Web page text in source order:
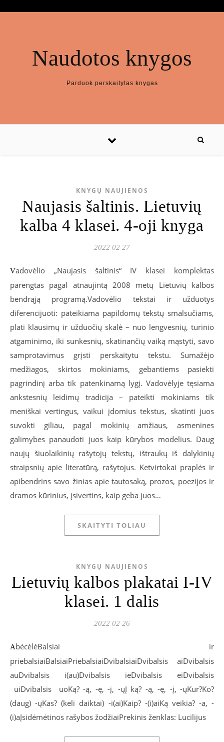
Naudotos knygos
Parduok perskaitytas knygas
KNYGŲ NAUJIENOS
Naujasis šaltinis. Lietuvių
kalba 4 klasei. 4-oji knyga
2022 02 27
Vadovėlio „Naujasis šaltinis“ IV klasei komplektas
parengtas pagal atnaujintą 2008 metų Lietuvių kalbos
bendrąją programą.Vadovėlio tekstai ir užduotys
diferencijuoti: pateikiama papildomų tekstų smalsučiams,
plati klausimų ir užduočių skalė – nuo lengvesnių, turinio
atgaminimo, iki sunkesnių, skatinančių vaiką mąstyti, savo
samprotavimus grįsti perskaitytu tekstu. Sumažėjo
medžiagos, skirtos mokiniams, gebantiems pasiekti
pagrindinį arba tik patenkinamą lygį. Vadovėlyje tęsiama
ankstesnių leidimų tradicija – pateikti mokiniams tik
meniškai vertingus, vaikui įdomius tekstus, skatinti juos
suvokti giliau, pagal mokinių amžiaus, asmenines
galimybes panaudoti juos kaip kūrybos modelius. Daug
naujų šiuolaikinių rašytojų tekstų, ištraukų iš dalykinių
straipsnių apie literatūrą, rašytojus. Ketvirtokai praplės ir
apibendrins savo žinias apie tautosaką, prozos, poezijos ir
dramos kūrinius, įsivertins, kaip geba juos…
SKAITYTI TOLIAU
KNYGŲ NAUJIENOS
Lietuvių kalbos plakatai I-IV
klasei. 1 dalis
2022 02 26
AbėcėlėBalsiai ir
priebalsiaiBalsiaiPriebalsiaiDvibalsiaiDvibalsis aiDvibalsis
auDvibalsis i(au)Dvibalsis ieDvibalsis eiDvibalsis
uiDvibalsis uoKą? -ą, -ę, -į, -ųĮ ką? -ą, -ę, -į, -ųKur?Ko?
(daug) -ųKas? (keli daiktai) -i(ai)Kaip? -(i)aiKą veikia? -a, -
(i)aĮsidėmėtinos rašybos žodžiaiPrekinis ženklas: Lucilijus